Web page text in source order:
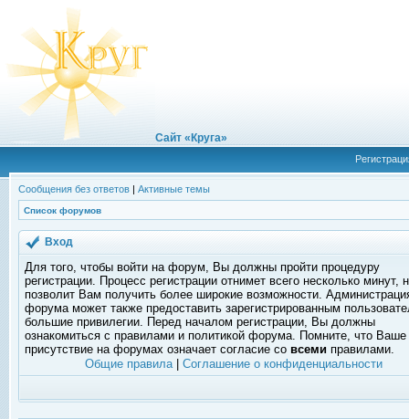
Сайт «Круга»
Сообщения без ответов | Активные темы
Список форумов
Вход
Для того, чтобы войти на форум, Вы должны пройти процедуру
регистрации. Процесс регистрации отнимет всего несколько минут,
позволит Вам получить более широкие возможности.
форума может также предоставить зарегистрированным
большие привилегии. Перед началом регистрации, Вы должны
ознакомиться с правилами и политикой форума. Помните, что Ваше
присутствие на форумах означает согласие со всеми правилами.
Общие правила| Соглашение о конфиденциальности